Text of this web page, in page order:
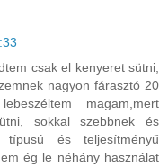
csak el kenyeret sütni,
nagyon fárasztó 20
magam,mert
sokkal szebbnek és
és teljesítményű
ég le néhány használat